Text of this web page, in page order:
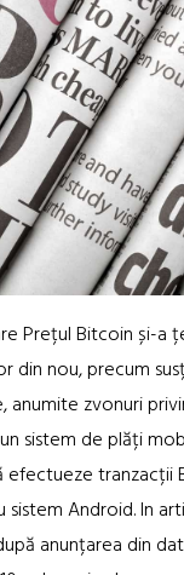
Prețul Bitcoin și-a
din nou, precum
anumite zvonuri
sistem de plăți
tranzacții
Android. In
anunțarea din